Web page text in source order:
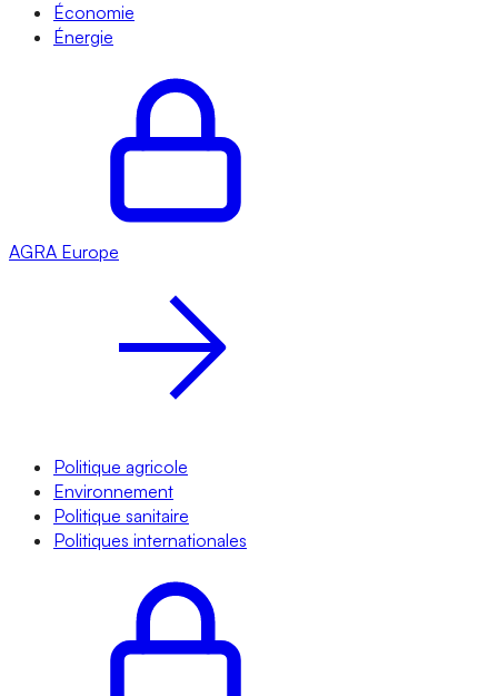
Économie
Énergie
AGRA Europe
Politique agricole
Environnement
Politique sanitaire
Politiques internationales